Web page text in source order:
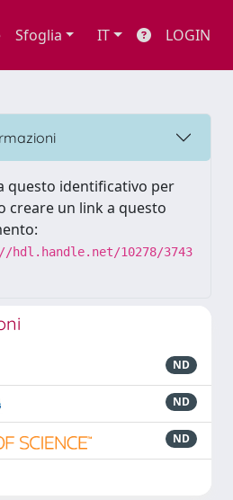
Sfoglia IT LOGIN
questo identificativo per
creare un link a questo
hdl.handle.net/10278/3743
ND
ND
ND